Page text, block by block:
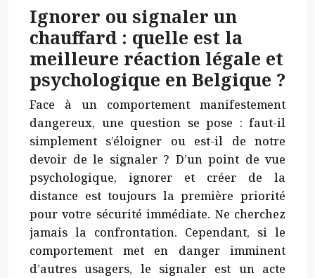
Ignorer ou signaler un
chauffard : quelle est la
meilleure réaction légale et
psychologique en Belgique ?
Face à un comportement manifestement
dangereux, une question se pose : faut-il
simplement s’éloigner ou est-il de notre
devoir de le signaler ? D’un point de vue
psychologique, ignorer et créer de la
distance est toujours la première priorité
pour votre sécurité immédiate. Ne cherchez
jamais la confrontation. Cependant, si le
comportement met en danger imminent
d’autres usagers, le signaler est un acte